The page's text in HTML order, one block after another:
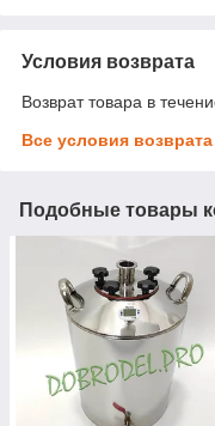
Условия возврата
Возврат товара в
Все условия возврата
Подобные товары